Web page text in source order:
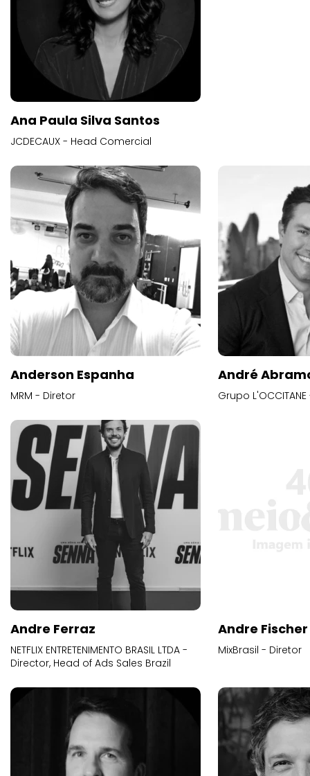
Ana Paula Silva Santos
JCDECAUX - Head Comercial
Anderson Espanha
MRM - Diretor
André
Grupo
Andre Ferraz
NETFLIX ENTRETENIMENTO BRASIL LTDA -
Director, Head of Ads Sales Brazil
Andre Fischer
MixBrasil - Diretor